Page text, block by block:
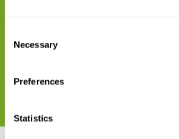
Selection
Necessary
Preferences
Statistics
Britain's Plant Galls